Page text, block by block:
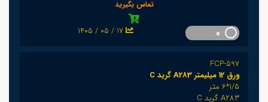
تماس بگیرید
1405 / 05 / 17
FCP-597
ورق 12 میلیمتر A283 گرید C
1/5*6 متر
A283 گرید C